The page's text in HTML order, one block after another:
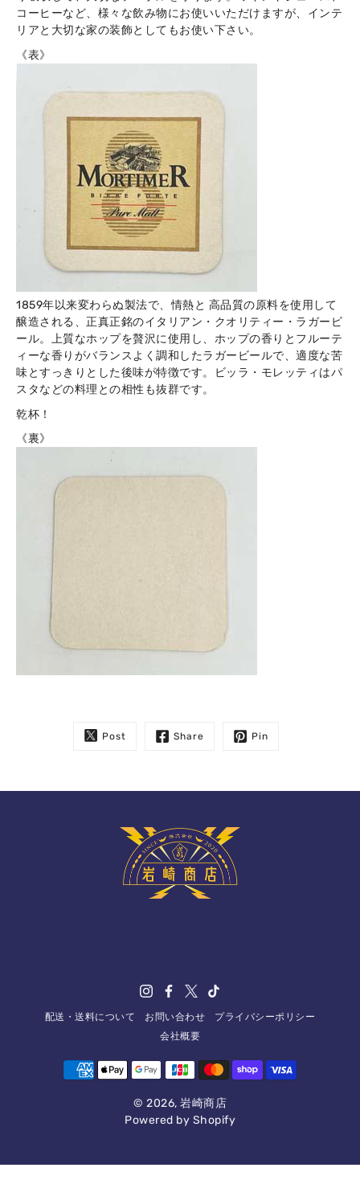
コーヒーなど、様々な飲み物にお使いいただけますが、インテ
リアと大切な家の装飾としてもお使い下さい。
《表》
1859年以来変わらぬ製法で、情熱と 高品質の原料を使用して
醸造される、正真正銘のイタリアン・クオリティー・ラガービ
ール。上質なホップを贅沢に使用し、ホップの香りとフルーテ
ィーな香りがバランスよく調和したラガービールで、適度な苦
味とすっきりとした後味が特徴です。ビッラ・モレッティはパ
スタなどの料理との相性も抜群です。
乾杯！
《裏》
Post Share Pin
配送・送料について お問い合わせ
プライバシーポリシー
会社概要
© 2026, 岩崎商店
Powered by Shopify